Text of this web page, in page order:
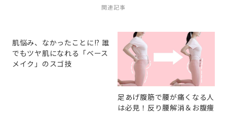
関連記事
肌悩み、なかったことに!? 誰
でもツヤ肌になれる「ベース
メイク」のスゴ技
足あげ腹筋で腰が痛くなる人
は必見！反り腰解消＆お腹痩